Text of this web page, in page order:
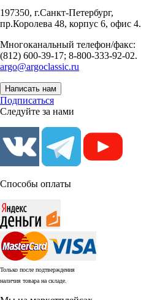
197350, г.Санкт-Петербург,
пр.Королева 48, корпус 6, офис 4.
Многоканальный телефон/факс:
(812) 600-39-17; 8-800-333-92-02.
argo@argoclassic.ru
Написать нам
Подписаться
Следуйте за нами
Способы оплаты
Только после подтверждения
наличия товара на складе.